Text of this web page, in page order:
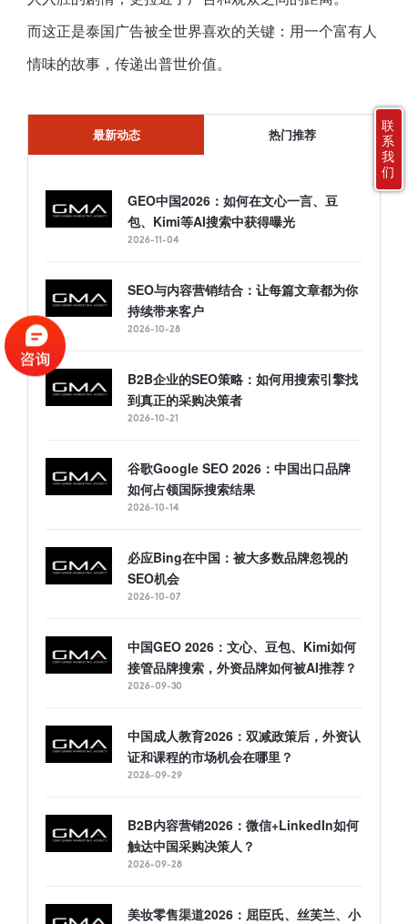
而这正是泰国广告被全世界喜欢的关键：用一个富有人
情味的故事，传递出普世价值。
最新动态 热门推荐
GEO中国2026：如何在文心一言、豆
包、Kimi等AI搜索中获得曝光
2026-11-04
SEO与内容营销结合：让每篇文章都为你
持续带来客户
2026-10-28
B2B企业的SEO策略：如何用搜索引擎找
到真正的采购决策者
2026-10-21
谷歌Google SEO 2026：中国出口品牌
如何占领国际搜索结果
2026-10-14
必应Bing在中国：被大多数品牌忽视的
SEO机会
2026-10-07
中国GEO 2026：文心、豆包、Kimi如何
接管品牌搜索，外资品牌如何被AI推荐？
2026-09-30
中国成人教育2026：双减政策后，外资认
证和课程的市场机会在哪里？
2026-09-29
B2B内容营销2026：微信+LinkedIn如何
触达中国采购决策人？
2026-09-28
美妆零售渠道2026：屈臣氏、丝芙兰、小
联
系
我
们